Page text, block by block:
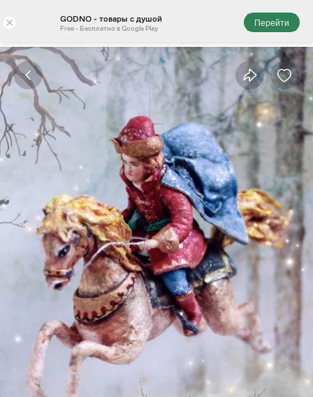
× GODNO - товары с душой
Free - Бесплатно в Google Play
Перейти